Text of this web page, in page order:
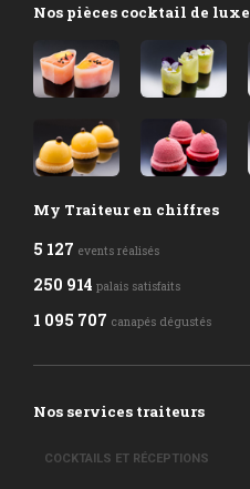
Nos pièces cocktail de luxe
My Traiteur en chiffres
5 127 events réalisés
250 914 palais satisfaits
1 095 707 canapés dégustés
Nos services traiteurs
COCKTAILS ET RÉCEPTIONS